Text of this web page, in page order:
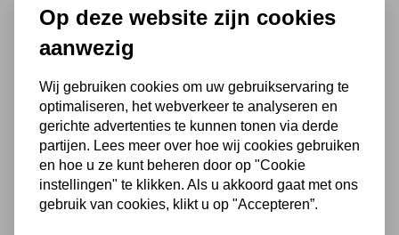
Steek slagsleutel 41mm
18,15
15,00 excl. BTW
Steek slagsleutel 34mm
13,31
Op deze website zijn cookies
aanwezig
Wij gebruiken cookies om uw gebruikservaring te
optimaliseren, het webverkeer te analyseren en
gerichte advertenties te kunnen tonen via derde
partijen. Lees meer over hoe wij cookies gebruiken
en hoe u ze kunt beheren door op "Cookie
instellingen" te klikken. Als u akkoord gaat met ons
gebruik van cookies, klikt u op "Accepteren”.